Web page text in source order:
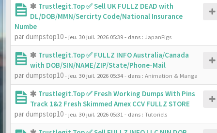
Trustlegit.Top ✅ Sell UK FULLZ DEAD with
DL/DOB/MMN/Sercirty Code/National Insurance
Numbe
par dumpstop10- jeu. 30 juil. 2026 05:39- dans : JapanFigs
Trustlegit.Top ✅ FULLZ INFO Australia/Canada
with DOB/SIN/NAME/ZIP/State/Phone-Mail
par dumpstop10- jeu. 30 juil. 2026 05:34- dans : Animation & Manga
Trustlegit.Top ✅ Fresh Working Dumps With Pins
Track 1&2 Fresh Skimmed Amex CCV FULLZ STORE
par dumpstop10- jeu. 30 juil. 2026 05:31 - dans : Tutoriels